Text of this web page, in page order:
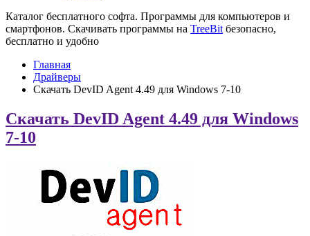
Каталог бесплатного софта. Программы для компьютеров и
смартфонов. Скачивать программы на TreeBitбезопасно,
бесплатно и удобно
Главная
Драйверы
Скачать DevID Agent 4.49 для Windows 7-10
Скачать DevID Agent 4.49 для Windows
7-10